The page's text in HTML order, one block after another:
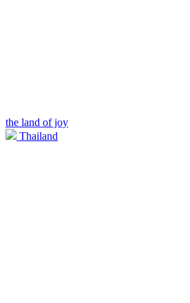
the land of joy
Thailand